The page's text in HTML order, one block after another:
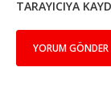
TARAYICIYA